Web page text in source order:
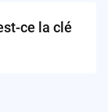
ce la clé